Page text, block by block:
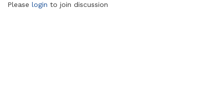
Please login to join discussion